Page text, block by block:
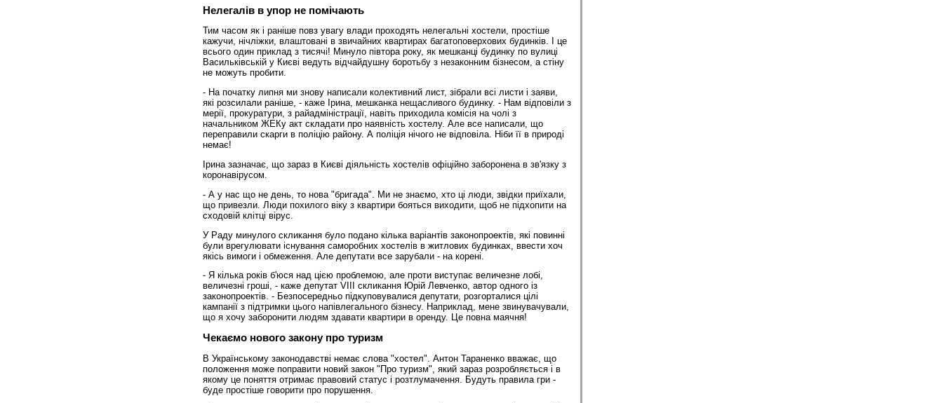
Нелегалів в упор не помічають
Тим часом як і раніше повз увагу влади проходять нелегальні хостели, простіше
кажучи, нічліжки, влаштовані в звичайних квартирах багатоповерхових будинків. І це
всього один приклад з тисячі! Минуло півтора року, як мешканці будинку по вулиці
Васильківській у Києві ведуть відчайдушну боротьбу з незаконним бізнесом, а стіну
не можуть пробити.
- На початку липня ми знову написали колективний лист, зібрали всі листи і заяви,
які розсилали раніше, - каже Ірина, мешканка нещасливого будинку. - Нам відповіли з
мерії, прокуратури, з райадміністрації, навіть приходила комісія на чолі з
начальником ЖЕКу акт складати про наявність хостелу. Але все написали, що
переправили скарги в поліцію району. А поліція нічого не відповіла. Ніби її в природі
немає!
Ірина зазначає, що зараз в Києві діяльність хостелів офіційно заборонена в зв'язку з
коронавірусом.
- А у нас що не день, то нова "бригада". Ми не знаємо, хто ці люди, звідки приїхали,
що привезли. Люди похилого віку з квартири бояться виходити, щоб не підхопити на
сходовій клітці вірус.
У Раду минулого скликання було подано кілька варіантів законопроектів, які повинні
були врегулювати існування саморобних хостелів в житлових будинках, ввести хоч
якісь вимоги і обмеження. Але депутати все зарубали - на корені.
- Я кілька років б'юся над цією проблемою, але проти виступає величезне лобі,
величезні гроші, - каже депутат VIII скликання Юрій Левченко, автор одного із
законопроектів. - Безпосередньо підкуповувалися депутати, розгорталися цілі
кампанії з підтримки цього напівлегального бізнесу. Наприклад, мене звинувачували,
що я хочу заборонити людям здавати квартири в оренду. Це повна маячня!
Чекаємо нового закону про туризм
В Українському законодавстві немає слова "хостел". Антон Тараненко вважає, що
положення може поправити новий закон "Про туризм", який зараз розробляється і в
якому це поняття отримає правовий статус і розтлумачення. Будуть правила гри -
буде простіше говорити про порушення.